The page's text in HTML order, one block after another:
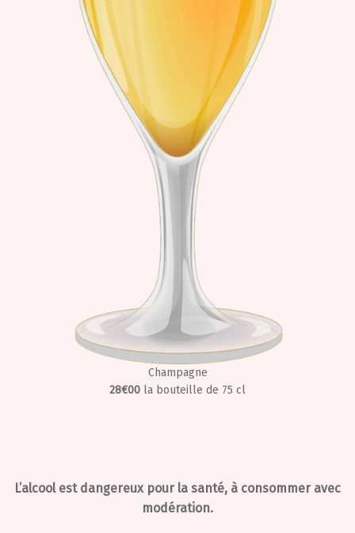
Champagne
28€00 la bouteille de 75 cl
L’alcool est dangereux pour la santé, à consommer avec
modération.